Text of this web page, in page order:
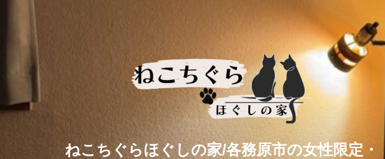
へ
ねこちぐらほぐしの家/各務原市の女性限定・